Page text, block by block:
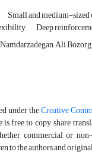
Small and medium-sized
Deep
Ali
under theCreative
free to copy, share,
commercial or
to the authors and